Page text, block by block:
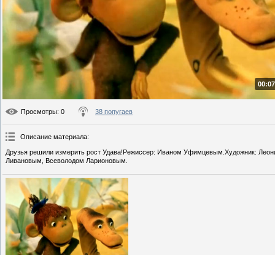
Просмотры: 0 38 попугаев
Описание материала:
Друзья решили измерить рост Удава!Режиссер: Иваном Уфимцевым.Художник:
Ливановым, Всеволодом Ларионовым.